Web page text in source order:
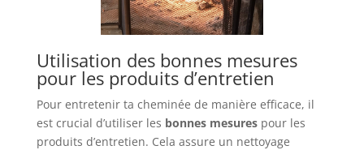
Utilisation des bonnes mesures
pour les produits d’entretien
Pour entretenir ta cheminée de manière efficace, il
est crucial d’utiliser les bonnes mesurespour les
produits d’entretien. Cela assure un nettoyage